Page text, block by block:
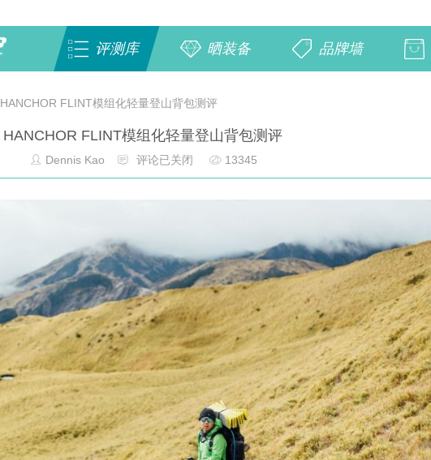
评测库 晒装备 品牌墙
HANCHOR FLINT模组化轻量登山背包测评
HANCHOR FLINT模组化轻量登山背包测评
Dennis Kao 评论已关闭 13345